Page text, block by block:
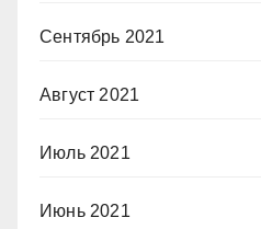
Сентябрь 2021
Август 2021
Июль 2021
Июнь 2021